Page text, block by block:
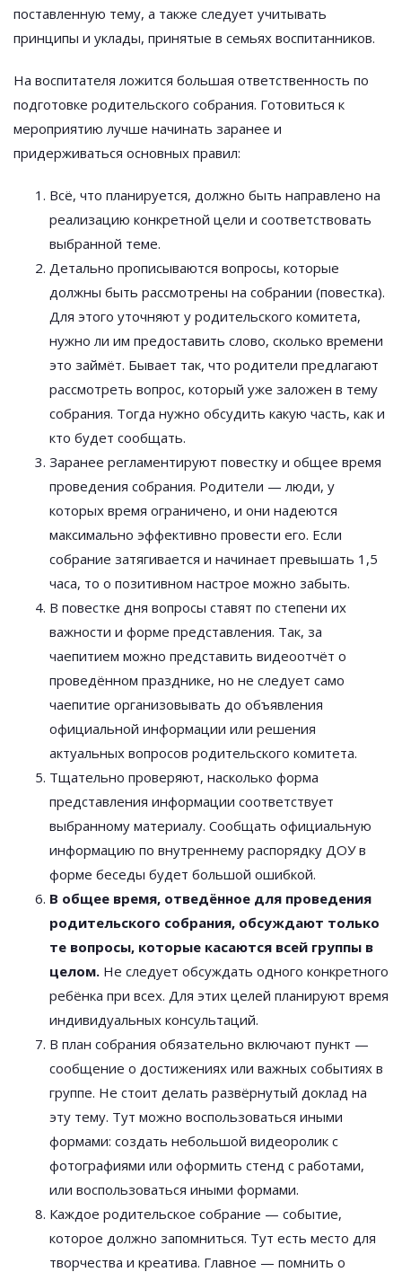
поставленную тему, а также следует учитывать
принципы и уклады, принятые в семьях воспитанников.
На воспитателя ложится большая ответственность по
подготовке родительского собрания. Готовиться к
мероприятию лучше начинать заранее и
придерживаться основных правил:
Всё, что планируется, должно быть направлено на
реализацию конкретной цели и соответствовать
выбранной теме.
Детально прописываются вопросы, которые
должны быть рассмотрены на собрании (повестка).
Для этого уточняют у родительского комитета,
нужно ли им предоставить слово, сколько времени
это займёт. Бывает так, что родители предлагают
рассмотреть вопрос, который уже заложен в тему
собрания. Тогда нужно обсудить какую часть, как и
кто будет сообщать.
Заранее регламентируют повестку и общее время
проведения собрания. Родители — люди, у
которых время ограничено, и они надеются
максимально эффективно провести его. Если
собрание затягивается и начинает превышать 1,5
часа, то о позитивном настрое можно забыть.
В повестке дня вопросы ставят по степени их
важности и форме представления. Так, за
чаепитием можно представить видеоотчёт о
проведённом празднике, но не следует само
чаепитие организовывать до объявления
официальной информации или решения
актуальных вопросов родительского комитета.
Тщательно проверяют, насколько форма
представления информации соответствует
выбранному материалу. Сообщать официальную
информацию по внутреннему распорядку ДОУ в
форме беседы будет большой ошибкой.
В общее время, отведённое для проведения
родительского собрания, обсуждают только
те вопросы, которые касаются всей группы в
целом. Не следует обсуждать одного конкретного
ребёнка при всех. Для этих целей планируют время
индивидуальных консультаций.
В план собрания обязательно включают пункт —
сообщение о достижениях или важных событиях в
группе. Не стоит делать развёрнутый доклад на
эту тему. Тут можно воспользоваться иными
формами: создать небольшой видеоролик с
фотографиями или оформить стенд с работами,
или воспользоваться иными формами.
Каждое родительское собрание — событие,
которое должно запомниться. Тут есть место для
творчества и креатива. Главное — помнить о